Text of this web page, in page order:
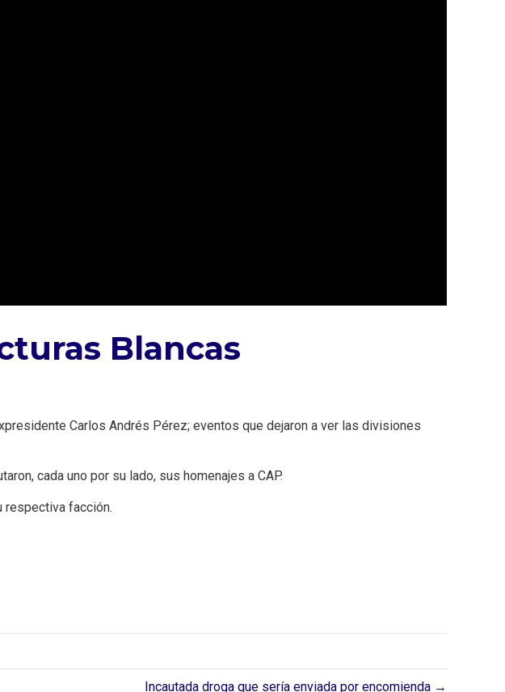
Blancas
Carlos Andrés Pérez; eventos que dejaron a ver las divisiones
cada uno por su lado, sus homenajes a CAP.
respectiva facción.
Incautada droga que sería enviada por encomienda⁣ →